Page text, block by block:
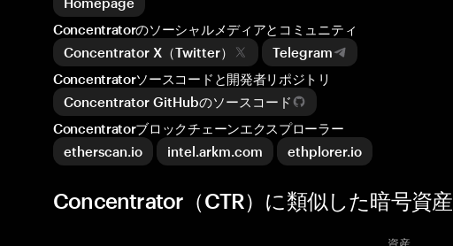
Concentratorのソーシャルメディアとコミュニティ
Concentrator X（Twitter）
Telegram
Concentratorソースコードと開発者リポジトリ
Concentrator GitHubのソースコード
Concentratorブロックチェーンエクスプローラー
etherscan.io
intel.arkm.com ethplorer.io
Concentrator（CTR）に類似した暗号資産